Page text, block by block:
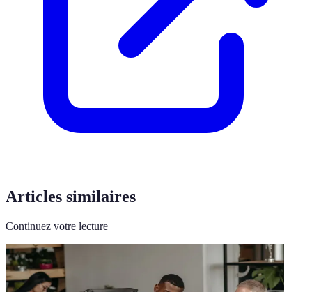
Articles similaires
Continuez votre lecture